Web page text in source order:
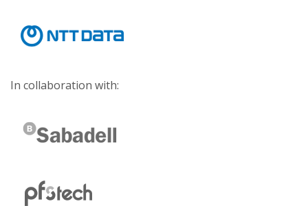
In collaboration with: